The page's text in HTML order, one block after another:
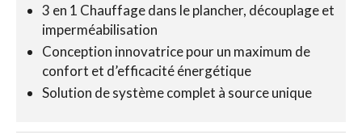
3 en 1 Chauffage dans le plancher, découplage et
imperméabilisation
Conception innovatrice pour un maximum de
confort et d’efficacité énergétique
Solution de système complet à source unique